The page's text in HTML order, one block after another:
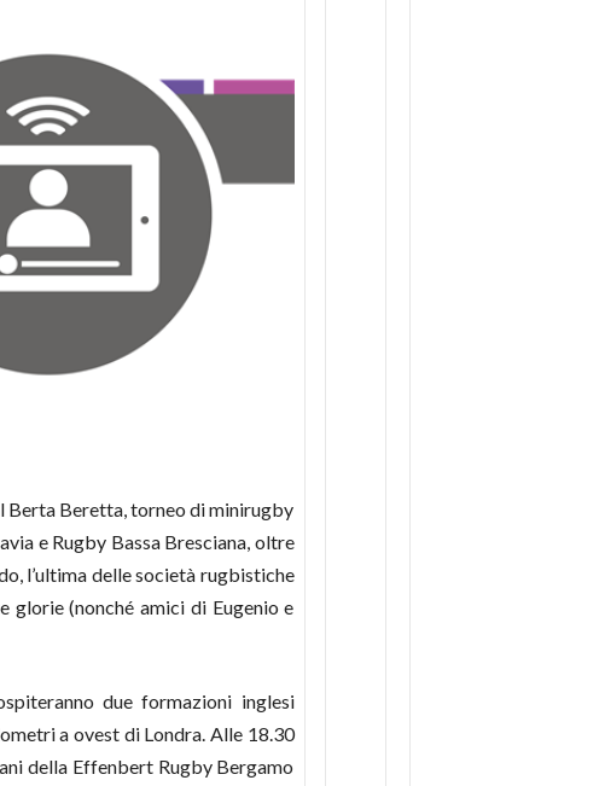
Berta Beretta, torneo di minirugby
e Rugby Bassa Bresciana, oltre
l’ultima delle società rugbistiche
glorie (nonché amici di Eugenio e
due formazioni inglesi
a ovest di Londra. Alle 18.30
della Effenbert Rugby Bergamo